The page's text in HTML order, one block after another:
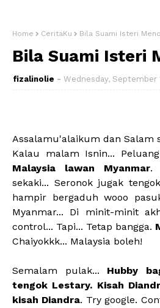
Home CeritaKu Bila Suami Isteri
Bila Suami Isteri
fizalinolie Wednesday, September
Assalamu'alaikum dan Salam
Kalau malam Isnin...
Malaysia lawan Myanmar.
sekaki... Seronok jugak
hampir bergaduh wooo
Myanmar... Di minit-minit
control... Tapi... Tetap bangga.
Chaiyokkk... Malaysia boleh!
Semalam pulak... Hubby
tengok Lestary. Kisah
kisah Diandra. Try google.